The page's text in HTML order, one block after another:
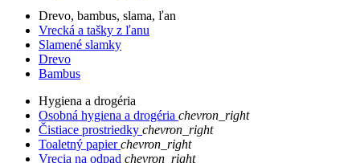
Drevo, bambus, slama, ľan
Vrecká a tašky z ľanu
Slamené slamky
Drevo
Bambus
Hygiena a drogéria
Osobná hygiena a drogéria chevron_right
Čistiace prostriedky chevron_right
Toaletný papierchevron_right
Vrecia na odpad chevron_right